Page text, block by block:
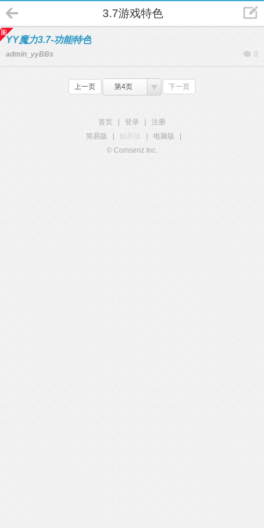
3.7游戏特色
YY魔力3.7-功能特色
admin_yyBBs 0
上一页 第4页 下一页
首页 登录
注册
简易版
触屏版 电脑版
© Comsenz Inc.